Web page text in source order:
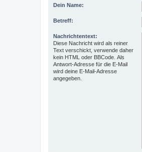
Dein Name:
Betreff:
Nachrichtentext:
Diese Nachricht wird als reiner
Text verschickt, verwende daher
kein HTML oder BBCode. Als
Antwort-Adresse für die E-Mail
wird deine E-Mail-Adresse
angegeben.